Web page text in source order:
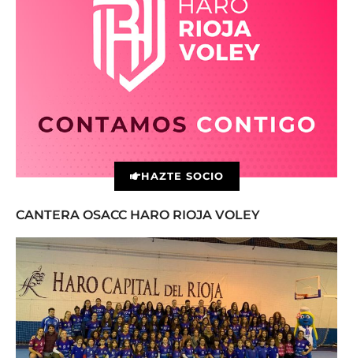
HAZTE SOCIO
CANTERA OSACC HARO RIOJA VOLEY